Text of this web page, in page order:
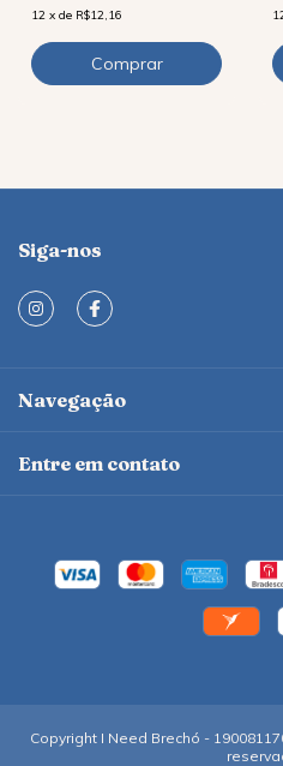
12 x de R$12,16
Siga-nos
Navegação
Entre em contato
Copyright I Need Brechó -